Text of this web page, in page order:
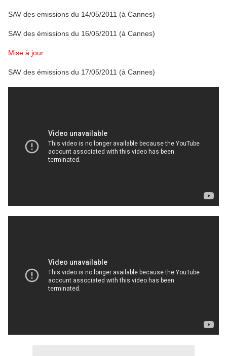
SAV des emissions du 14/05/2011 (à Cannes)
SAV des émissions du 16/05/2011 (à Cannes)
Mise à jour :
SAV des émissions du 17/05/2011 (à Cannes)